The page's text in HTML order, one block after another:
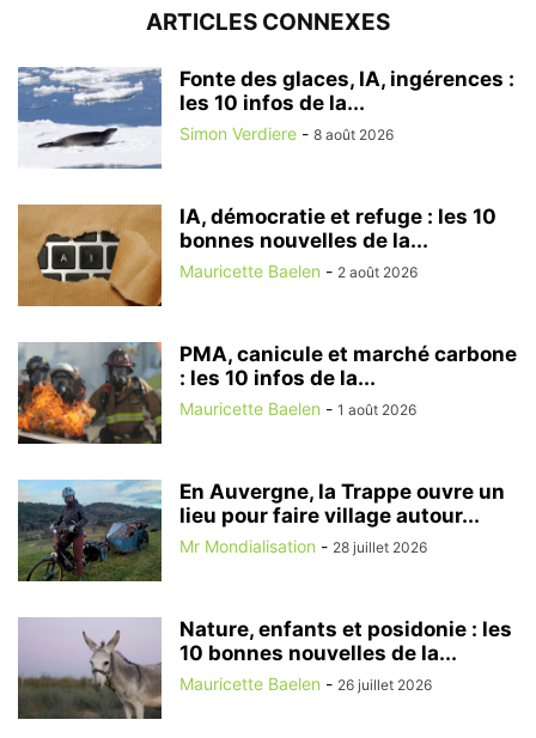
ARTICLES CONNEXES
Fonte des glaces, IA, ingérences :
les 10 infos de la...
Simon Verdiere - 8 août 2026
IA, démocratie et refuge : les 10
bonnes nouvelles de la...
Mauricette Baelen - 2 août 2026
PMA, canicule et marché carbone
: les 10 infos de la...
Mauricette Baelen - 1 août 2026
En Auvergne, la Trappe ouvre un
lieu pour faire village autour...
Mr Mondialisation - 28 juillet 2026
Nature, enfants et posidonie : les
10 bonnes nouvelles de la...
Mauricette Baelen - 26 juillet 2026